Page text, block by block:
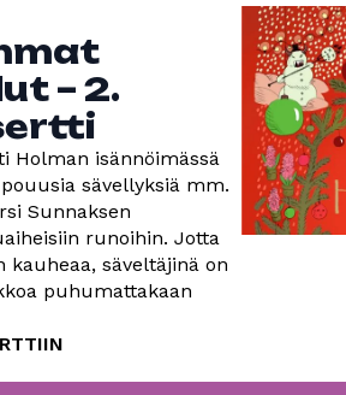
– 2.
Holman isännöimässä
sävellyksiä mm.
Sunnaksen
runoihin. Jotta
kauheaa, säveltäjinä on
puhumattakaan